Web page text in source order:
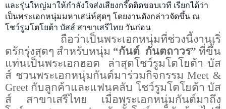
และรุ่นใหญ่มาให้กำลังใจส่งเสียงกรี๊ดติดขอบเวที เรียกได้ว่า
เป็นพระเอกหนุ่มมหาเสน่ห์สุดๆ โดยงานดังกล่าวจัดขึ้น ณ
โชว์รูมโตโยต้า บัสส์ สาขาเสรีไทย วันก่อน
ถือว่าเป็นพระเอกหนุ่มที่ช่วงนี้งานเริ่
ดรักรุ่งสุดๆ สำหรับหนุ่ม “กันต์ กันตถาวร” ที่ขึ้น
แท่นเป็นพระเอกฮอต ล่าสุดโชว์รูมโตโยต้า บัส
ส์ ชวนพระเอกหนุ่มกันต์มาร่วมกิจกรรมMeet &
Greet กับลูกค้าและแฟนคลับ โชว์รูมโตโยต้า บัส
ส์ สาขาเสรีไทย เมื่อพระเอกหนุ่มกันต์มาถึง